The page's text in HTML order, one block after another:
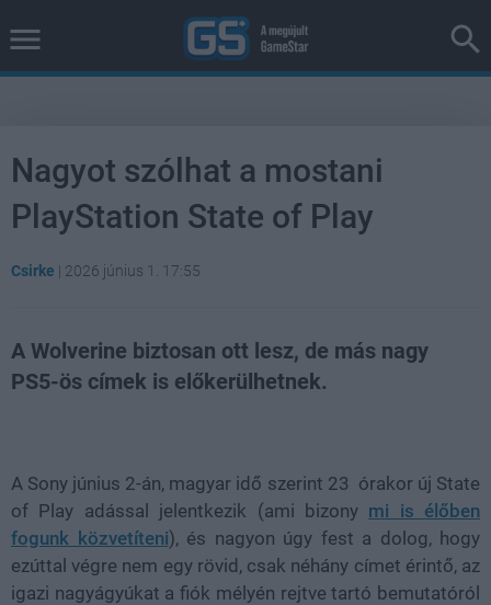
Nagyot szólhat a mostani
PlayStation State of Play
Csirke | 2026 június 1. 17:55
A Wolverine biztosan ott lesz, de más nagy
PS5-ös címek is előkerülhetnek.
A Sony június 2-án, magyar idő szerint 23 órakor új State
of Play adással jelentkezik (ami bizony mi is élőben
fogunk közvetíteni), és nagyon úgy fest a dolog, hogy
ezúttal végre nem egy rövid, csak néhány címet érintő, az
igazi nagyágyúkat a fiók mélyén rejtve tartó bemutatóról